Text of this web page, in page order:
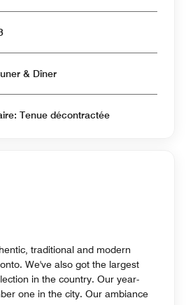
Ouvert pour Déjeuner & Dîner
Tenue décontractée
traditional and modern
We've also got the largest
in the country. Our year-
the city. Our ambiance